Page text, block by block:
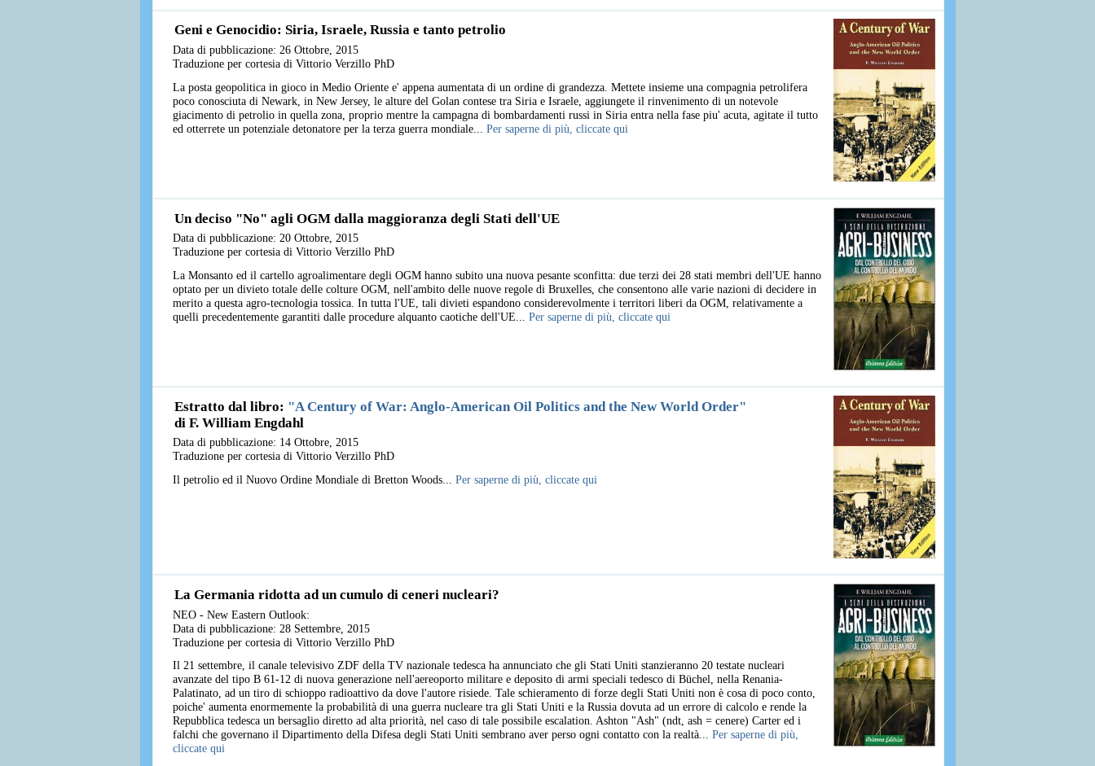
Geni e Genocidio: Siria, Israele, Russia e tanto petrolio
Data di pubblicazione: 26 Ottobre, 2015
Traduzione per cortesia di Vittorio Verzillo PhD
La posta geopolitica in gioco in Medio Oriente e' appena aumentata di un ordine di grandezza. Mettete insieme una compagnia petrolifera
poco conosciuta di Newark, in New Jersey, le alture del Golan contese tra Siria e Israele, aggiungete il rinvenimento di un notevole
giacimento di petrolio in quella zona, proprio mentre la campagna di bombardamenti russi in Siria entra nella fase piu' acuta, agitate il tutto
ed otterrete un potenziale detonatore per la terza guerra mondiale... Per saperne di più, cliccate qui
Un deciso "No" agli OGM dalla maggioranza degli Stati dell'UE
Data di pubblicazione: 20 Ottobre, 2015
Traduzione per cortesia di Vittorio Verzillo PhD
La Monsanto ed il cartello agroalimentare degli OGM hanno subito una nuova pesante sconfitta: due terzi dei 28 stati membri dell'UE hanno
optato per un divieto totale delle colture OGM, nell'ambito delle nuove regole di Bruxelles, che consentono alle varie nazioni di decidere in
merito a questa agro-tecnologia tossica. In tutta l'UE, tali divieti espandono considerevolmente i territori liberi da OGM, relativamente a
quelli precedentemente garantiti dalle procedure alquanto caotiche dell'UE... Per saperne di più, cliccate qui
Estratto dal libro: "A Century of War: Anglo-American Oil Politics and the New World Order"
di F. William Engdahl
Data di pubblicazione: 14 Ottobre, 2015
Traduzione per cortesia di Vittorio Verzillo PhD
Il petrolio ed il Nuovo Ordine Mondiale di Bretton Woods... Per saperne di più, cliccate qui
La Germania ridotta ad un cumulo di ceneri nucleari?
NEO - New Eastern Outlook:
Data di pubblicazione: 28 Settembre, 2015
Traduzione per cortesia di Vittorio Verzillo PhD
Il 21 settembre, il canale televisivo ZDF della TV nazionale tedesca ha annunciato che gli Stati Uniti stanzieranno 20 testate nucleari
avanzate del tipo B 61-12 di nuova generazione nell'aereoporto militare e deposito di armi speciali tedesco di Büchel, nella Renania-
Palatinato, ad un tiro di schioppo radioattivo da dove l'autore risiede. Tale schieramento di forze degli Stati Uniti non è cosa di poco conto,
poiche' aumenta enormemente la probabilità di una guerra nucleare tra gli Stati Uniti e la Russia dovuta ad un errore di calcolo e rende la
Repubblica tedesca un bersaglio diretto ad alta priorità, nel caso di tale possibile escalation. Ashton "Ash" (ndt, ash = cenere) Carter ed i
falchi che governano il Dipartimento della Difesa degli Stati Uniti sembrano aver perso ogni contatto con la realtà... Per saperne di più,
cliccate qui